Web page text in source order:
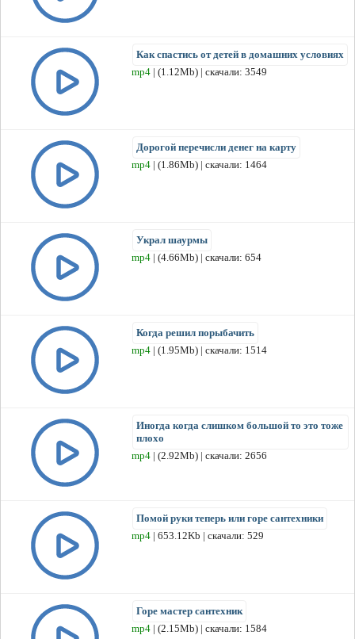
Как спастись от детей в домашних условиях
mp4 | (1.12Mb) | скачали: 3549
Дорогой перечисли денег на карту
mp4 | (1.86Mb) | скачали: 1464
Украл шаурмы
mp4 | (4.66Mb) | скачали: 654
Когда решил порыбачить
mp4 | (1.95Mb) | скачали: 1514
Иногда когда слишком большой то это тоже
плохо
mp4 | (2.92Mb) | скачали: 2656
Помой руки теперь или горе сантехники
mp4 | 653.12Kb | скачали: 529
Горе мастер сантехник
mp4 | (2.15Mb) | скачали: 1584